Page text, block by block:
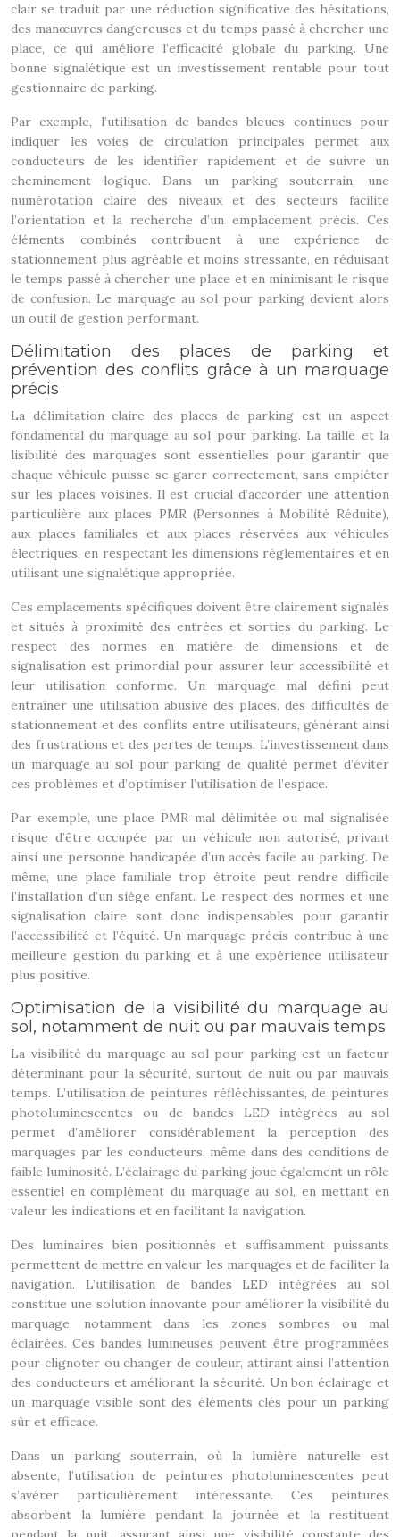
clair se traduit par une réduction significative des hésitations,
des manœuvres dangereuses et du temps passé à chercher une
place, ce qui améliore l’efficacité globale du parking. Une
bonne signalétique est un investissement rentable pour tout
gestionnaire de parking.
Par exemple, l’utilisation de bandes bleues continues pour
indiquer les voies de circulation principales permet aux
conducteurs de les identifier rapidement et de suivre un
cheminement logique. Dans un parking souterrain, une
numérotation claire des niveaux et des secteurs facilite
l’orientation et la recherche d’un emplacement précis. Ces
éléments combinés contribuent à une expérience de
stationnement plus agréable et moins stressante, en réduisant
le temps passé à chercher une place et en minimisant le risque
de confusion. Le marquage au sol pour parking devient alors
un outil de gestion performant.
Délimitation des places de parking et
prévention des conflits grâce à un marquage
précis
La délimitation claire des places de parking est un aspect
fondamental du marquage au sol pour parking. La taille et la
lisibilité des marquages sont essentielles pour garantir que
chaque véhicule puisse se garer correctement, sans empiéter
sur les places voisines. Il est crucial d’accorder une attention
particulière aux places PMR (Personnes à Mobilité Réduite),
aux places familiales et aux places réservées aux véhicules
électriques, en respectant les dimensions réglementaires et en
utilisant une signalétique appropriée.
Ces emplacements spécifiques doivent être clairement signalés
et situés à proximité des entrées et sorties du parking. Le
respect des normes en matière de dimensions et de
signalisation est primordial pour assurer leur accessibilité et
leur utilisation conforme. Un marquage mal défini peut
entraîner une utilisation abusive des places, des difficultés de
stationnement et des conflits entre utilisateurs, générant ainsi
des frustrations et des pertes de temps. L’investissement dans
un marquage au sol pour parking de qualité permet d’éviter
ces problèmes et d’optimiser l’utilisation de l’espace.
Par exemple, une place PMR mal délimitée ou mal signalisée
risque d’être occupée par un véhicule non autorisé, privant
ainsi une personne handicapée d’un accès facile au parking. De
même, une place familiale trop étroite peut rendre difficile
l’installation d’un siège enfant. Le respect des normes et une
signalisation claire sont donc indispensables pour garantir
l’accessibilité et l’équité. Un marquage précis contribue à une
meilleure gestion du parking et à une expérience utilisateur
plus positive.
Optimisation de la visibilité du marquage au
sol, notamment de nuit ou par mauvais temps
La visibilité du marquage au sol pour parking est un facteur
déterminant pour la sécurité, surtout de nuit ou par mauvais
temps. L’utilisation de peintures réfléchissantes, de peintures
photoluminescentes ou de bandes LED intégrées au sol
permet d’améliorer considérablement la perception des
marquages par les conducteurs, même dans des conditions de
faible luminosité. L’éclairage du parking joue également un rôle
essentiel en complément du marquage au sol, en mettant en
valeur les indications et en facilitant la navigation.
Des luminaires bien positionnés et suffisamment puissants
permettent de mettre en valeur les marquages et de faciliter la
navigation. L’utilisation de bandes LED intégrées au sol
constitue une solution innovante pour améliorer la visibilité du
marquage, notamment dans les zones sombres ou mal
éclairées. Ces bandes lumineuses peuvent être programmées
pour clignoter ou changer de couleur, attirant ainsi l’attention
des conducteurs et améliorant la sécurité. Un bon éclairage et
un marquage visible sont des éléments clés pour un parking
sûr et efficace.
Dans un parking souterrain, où la lumière naturelle est
absente, l’utilisation de peintures photoluminescentes peut
s’avérer particulièrement intéressante. Ces peintures
absorbent la lumière pendant la journée et la restituent